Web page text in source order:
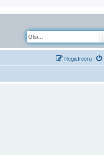
Registreeru